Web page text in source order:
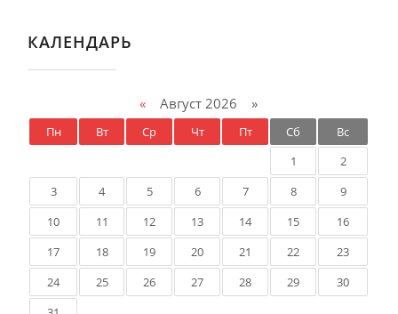
КАЛЕНДАРЬ
« Август 2026 »
Пн Вт Ср Чт Пт Сб
Вс
1
2
3
4 5 6 7 8
9
10
11 12 13 14 15
16
17
18 19 20 21 22
23
24
25 26 27 28 29
30